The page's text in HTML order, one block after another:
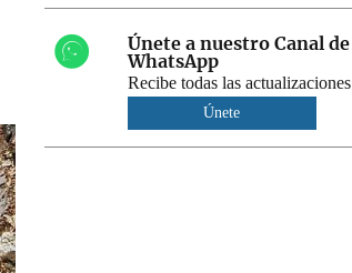
Únete a nuestro Canal de
WhatsApp
Recibe todas las actualizaciones
Únete